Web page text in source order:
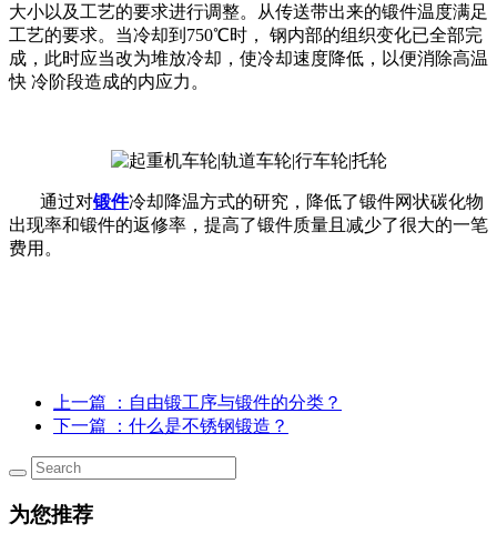
大小以及工艺的要求进行调整。从传送带出来的锻件温度满足
工艺的要求。当冷却到750℃时， 钢内部的组织变化已全部完
成，此时应当改为堆放冷却，使冷却速度降低，以便消除高温
快 冷阶段造成的内应力。
通过对锻件冷却降温方式的研究，降低了锻件网状碳化物
出现率和锻件的返修率，提高了锻件质量且减少了很大的一笔
费用。
上一篇
：自由锻工序与锻件的分类？
下一篇
：什么是不锈钢锻造？
为您推荐